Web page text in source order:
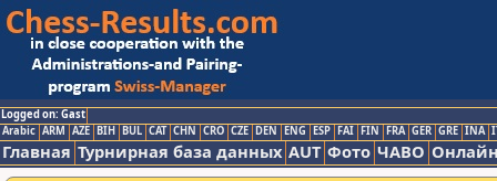
Logged on: Gast
Arabic ARM AZE BIH BUL CAT CHN CRO CZE DEN ENG ESP FAI FIN FRA GER GRE INA
Главная Турнирная база данных AUT Фото ЧАВО